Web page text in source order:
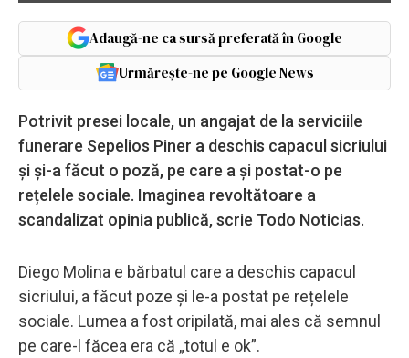
Adaugă-ne ca sursă preferată în Google
Urmărește-ne pe Google News
Potrivit presei locale, un angajat de la serviciile
funerare Sepelios Piner a deschis capacul sicriului
și și-a făcut o poză, pe care a și postat-o pe
rețelele sociale. Imaginea revoltătoare a
scandalizat opinia publică, scrie Todo Noticias.
Diego Molina e bărbatul care a deschis capacul
sicriului, a făcut poze și le-a postat pe rețelele
sociale. Lumea a fost oripilată, mai ales că semnul
pe care-l făcea era că „totul e ok”.